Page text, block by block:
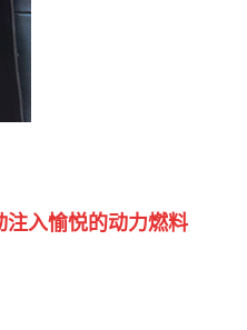
注入愉悦的动力燃料